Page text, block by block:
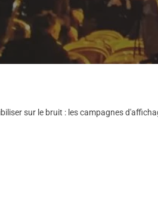
sur le bruit : les campagnes